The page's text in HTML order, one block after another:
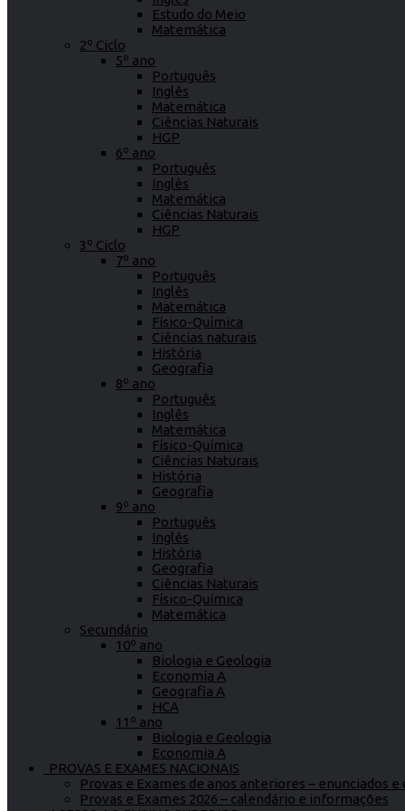
Estudo do Meio
Matemática
2º Ciclo
5º ano
Português
Inglês
Matemática
Ciências Naturais
HGP
6º ano
Português
Inglês
Matemática
Ciências Naturais
HGP
3º Ciclo
7º ano
Português
Inglês
Matemática
Físico-Química
Ciências naturais
História
Geografia
8º ano
Português
Inglês
Matemática
Físico-Química
Ciências Naturais
História
Geografia
9º ano
Português
Inglês
História
Geografia
Ciências Naturais
Físico-Química
Matemática
Secundário
10º ano
Biologia e Geologia
Economia A
Geografia A
HCA
11º ano
Biologia e Geologia
Economia A
PROVAS E EXAMES NACIONAIS
Provas e Exames de anos anteriores – enunciados
Provas e Exames 2026 – calendário e informações